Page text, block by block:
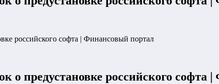
российского софта | Финансовый портал
о предустановке российского софта